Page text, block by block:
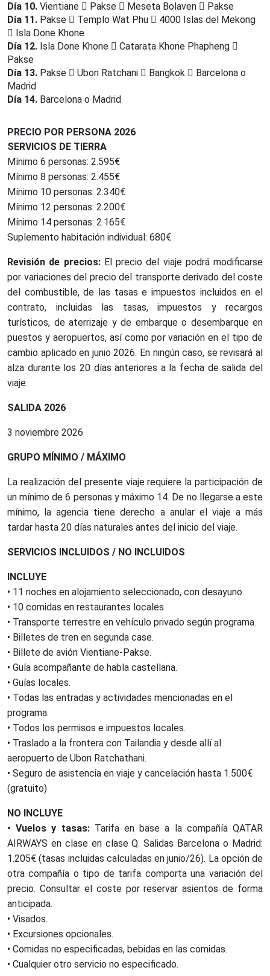
Día 10. Vientiane Pakse Meseta Bolaven
Pakse
Día 11. Pakse Templo Wat Phu
4000 Islas del Mekong
Isla Done Khone
Día 12. Isla Done Khone
Catarata Khone Phapheng
Pakse
Día 13. Pakse Ubon Ratchani Bangkok
Barcelona o
Madrid
Día 14. Barcelona o Madrid
PRECIO POR PERSONA 2026
SERVICIOS DE TIERRA
Mínimo 6 personas: 2.595€
Mínimo 8 personas: 2.455€
Mínimo 10 personas: 2.340€
Mínimo 12 personas: 2.200€
Mínimo 14 personas: 2.165€
Suplemento habitación individual: 680€
Revisión de precios:El precio del viaje podrá modificarse
por variaciones del precio del transporte derivado del coste
del combustible, de las tasas e impuestos incluidos en el
contrato, incluidas las tasas, impuestos y recargos
turísticos, de aterrizaje y de embarque o desembarque en
puestos y aeropuertos, así como por variación en el tipo de
cambio aplicado en junio 2026. En ningún caso, se revisará al
alza durante los 20 días anteriores a la fecha de salida del
viaje.
SALIDA 2026
3 noviembre 2026
GRUPO MÍNIMO / MÁXIMO
La realización del presente viaje requiere la participación de
un mínimo de 6 personas y máximo 14. De no llegarse a este
mínimo, la agencia tiene derecho a anular el viaje a más
tardar hasta 20 días naturales antes del inicio del viaje.
SERVICIOS INCLUIDOS / NO INCLUIDOS
INCLUYE
• 11 noches en alojamiento seleccionado, con desayuno.
• 10 comidas en restaurantes locales.
• Transporte terrestre en vehículo privado según programa.
• Billetes de tren en segunda case.
• Billete de avión Vientiane-Pakse.
• Guía acompañante de habla castellana.
• Guías locales.
• Todas las entradas y actividades mencionadas en el
programa.
• Todos los permisos e impuestos locales.
• Traslado a la frontera con Tailandia y desde allí al
aeropuerto de Ubon Ratchathani.
• Seguro de asistencia en viaje y cancelación hasta 1.500€
(gratuito)
NO INCLUYE
• Vuelos y tasas:Tarifa en base a la compañía QATAR
AIRWAYS en clase en clase Q. Salidas Barcelona o Madrid:
1.205€ (tasas incluidas calculadas en junio/26). La opción de
otra compañía o tipo de tarifa comporta una variación del
precio. Consultar el coste por reservar asientos de forma
anticipada.
• Visados.
• Excursiones opcionales.
• Comidas no especificadas, bebidas en las comidas.
• Cualquier otro servicio no especificado.